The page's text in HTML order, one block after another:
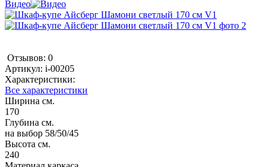
Видео
Отзывов: 0
Артикул: i-00205
Характеристики:
Все характеристики
Ширина см.
170
Глубина см.
на выбор 58/50/45
Высота см.
240